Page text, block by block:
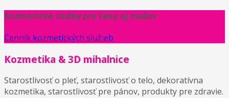
Kozmetické služby pre ženy aj mužov
Cenník kozmetických služieb
Kozmetika & 3D mihalnice
Starostlivosť o pleť, starostlivosť o telo, dekoratívna
kozmetika, starostlivosť pre pánov, produkty pre zdravie.